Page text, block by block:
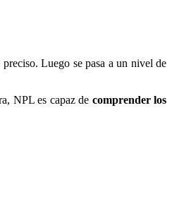
Luego se pasa a un nivel de
NPL es capaz de comprender los